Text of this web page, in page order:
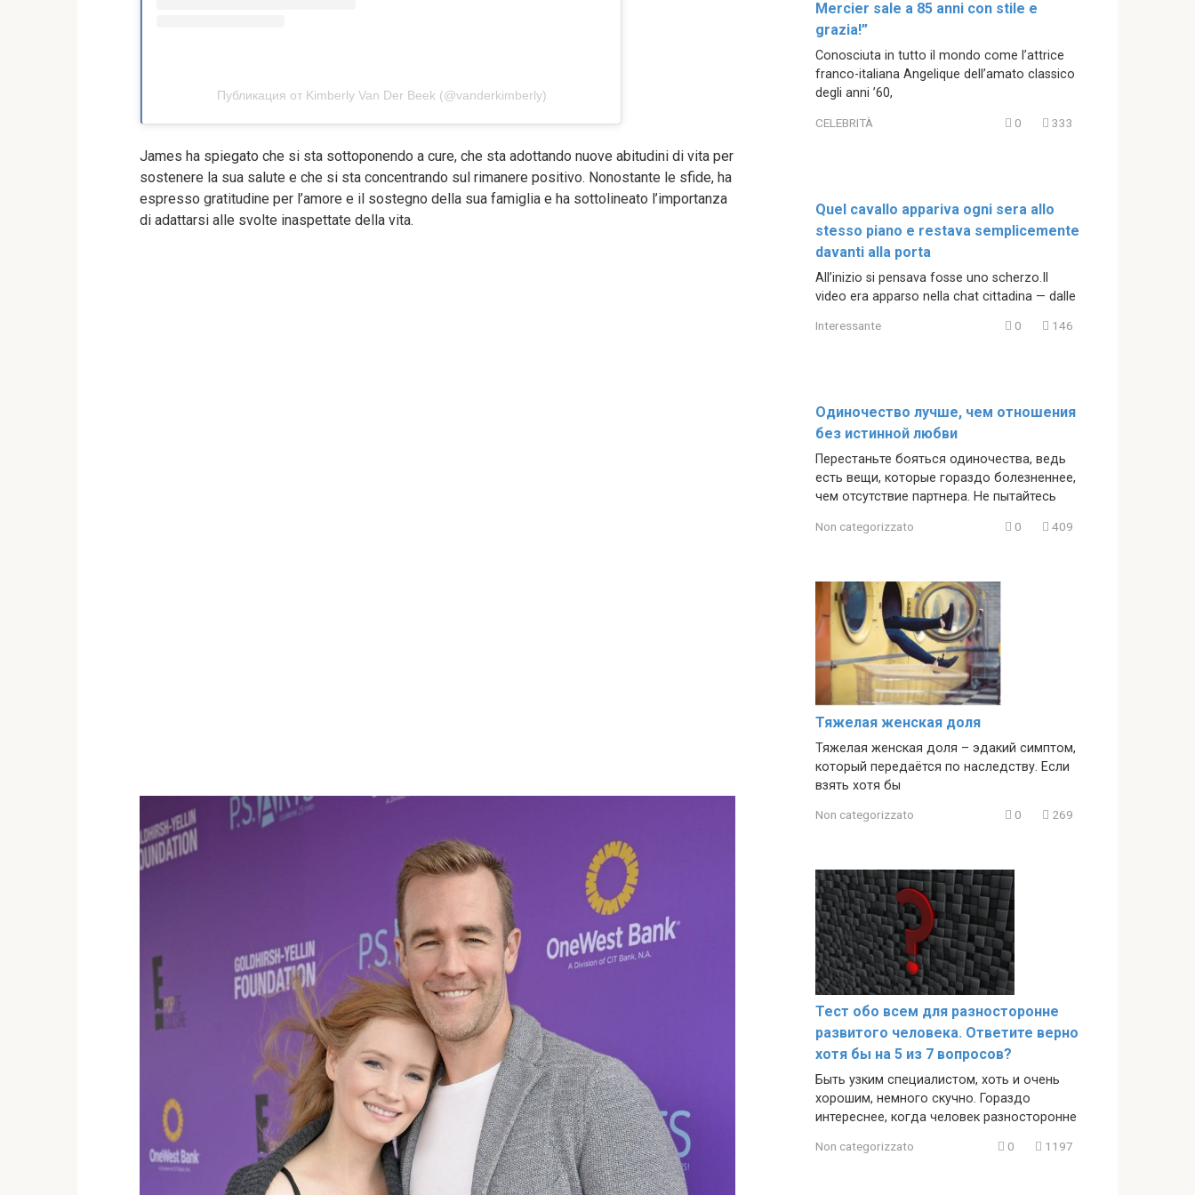
Публикация от Kimberly Van Der Beek (@vanderkimberly)
James ha spiegato che si sta sottoponendo a cure, che sta adottando nuove abitudini di vita per
sostenere la sua salute e che si sta concentrando sul rimanere positivo. Nonostante le sfide, ha
espresso gratitudine per l’amore e il sostegno della sua famiglia e ha sottolineato l’importanza
di adattarsi alle svolte inaspettate della vita.
Mercier sale a 85 anni con stile e
grazia!”
Conosciuta in tutto il mondo come l’attrice
franco-italiana Angelique dell’amato classico
degli anni ’60,
CELEBRITÀ 0 333
Quel cavallo appariva ogni sera allo
stesso piano e restava semplicemente
davanti alla porta
All’inizio si pensava fosse uno scherzo.Il
video era apparso nella chat cittadina — dalle
Interessante 0 146
Одиночество лучше, чем отношения
без истинной любви
Перестаньте бояться одиночества, ведь
есть вещи, которые гораздо болезненнее,
чем отсутствие партнера. Не пытайтесь
Non categorizzato 0 409
Тяжелая женская доля
Тяжелая женская доля – эдакий симптом,
который передаётся по наследству. Если
взять хотя бы
Non categorizzato 0 269
Тест обо всем для разносторонне
развитого человека. Ответите верно
хотя бы на 5 из 7 вопросов?
Быть узким специалистом, хоть и очень
хорошим, немного скучно. Гораздо
интереснее, когда человек разносторонне
Non categorizzato 0 1197